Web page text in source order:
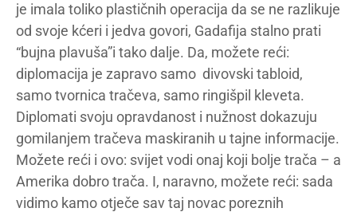
je imala toliko plastičnih operacija da se ne razlikuje
od svoje kćeri i jedva govori, Gadafija stalno prati
“bujna plavuša”i tako dalje. Da, možete reći:
diplomacija je zapravo samo divovski tabloid,
samo tvornica tračeva, samo ringišpil kleveta.
Diplomati svoju opravdanost i nužnost dokazuju
gomilanjem tračeva maskiranih u tajne informacije.
Možete reći i ovo: svijet vodi onaj koji bolje trača – a
Amerika dobro trača. I, naravno, možete reći: sada
vidimo kamo otječe sav taj novac poreznih